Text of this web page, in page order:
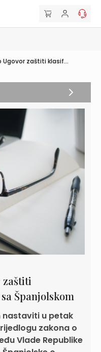
Ugovor zaštiti klasif...
zaštiti
Španjolskom
nastaviti u petak
zakona o
Vlade Republike